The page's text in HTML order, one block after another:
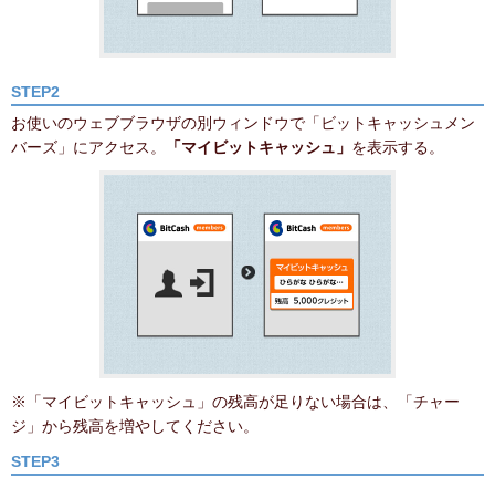
STEP2
お使いのウェブブラウザの別ウィンドウで「ビットキャッシュメン
バーズ」にアクセス。
「マイビットキャッシュ」 を表示する。
※「マイビットキャッシュ」の残高が足りない場合は、「チャー
ジ」から残高を増やしてください。
STEP3